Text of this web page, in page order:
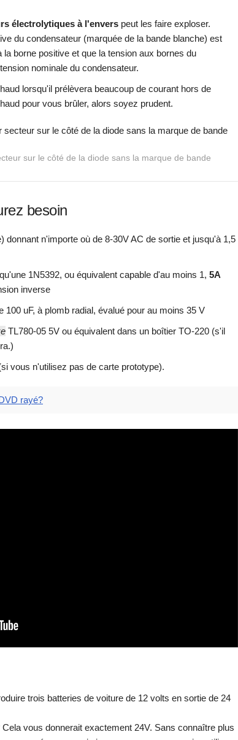
électrolytiques à l'envers peut les faire exploser.
du condensateur (marquée de la bande blanche) est
borne positive et que la tension aux bornes du
nominale du condensateur.
lorsqu'il prélèvera beaucoup de courant hors de
pour vous brûler, alors soyez prudent.
sur le côté de la diode sans la marque de bande
besoin
donnant n'importe où de 8-30V AC de sortie et jusqu'à 1,5
1N5392, ou équivalent capable d'au moins 1, 5A
inverse
100 uF, à plomb radial, évalué pour au moins 35 V
TL780-05 5V ou équivalent dans un boîtier TO-220 (s'il
vous n'utilisez pas de carte prototype).
rayé?
trois batteries de voiture de 12 volts en sortie de 24
vous donnerait exactement 24V. Sans connaître plus